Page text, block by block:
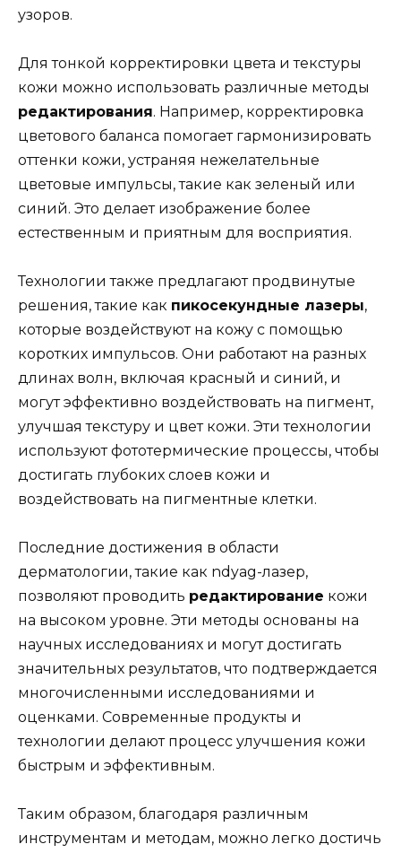
узоров.
Для тонкой корректировки цвета и текстуры
кожи можно использовать различные методы
редактирования. Например, корректировка
цветового баланса помогает гармонизировать
оттенки кожи, устраняя нежелательные
цветовые импульсы, такие как зеленый или
синий. Это делает изображение более
естественным и приятным для восприятия.
Технологии также предлагают продвинутые
решения, такие как пикосекундные лазеры,
которые воздействуют на кожу с помощью
коротких импульсов. Они работают на разных
длинах волн, включая красный и синий, и
могут эффективно воздействовать на пигмент,
улучшая текстуру и цвет кожи. Эти технологии
используют фототермические процессы, чтобы
достигать глубоких слоев кожи и
воздействовать на пигментные клетки.
Последние достижения в области
дерматологии, такие как ndyag-лазер,
позволяют проводить редактирование кожи
на высоком уровне. Эти методы основаны на
научных исследованиях и могут достигать
значительных результатов, что подтверждается
многочисленными исследованиями и
оценками. Современные продукты и
технологии делают процесс улучшения кожи
быстрым и эффективным.
Таким образом, благодаря различным
инструментам и методам, можно легко достичь